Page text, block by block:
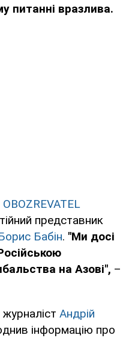
питанні вразлива.
OBOZREVATEL
представник
Бабін. "Ми досі
на Азові", –
Андрій
інформацію про